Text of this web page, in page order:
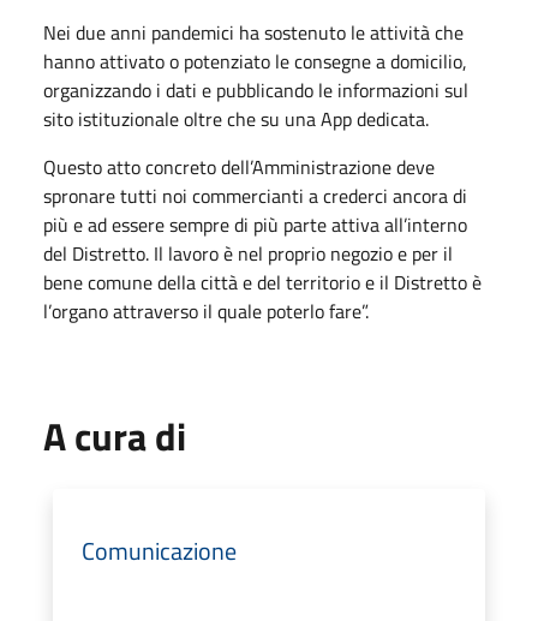
Nei due anni pandemici ha sostenuto le attività che
hanno attivato o potenziato le consegne a domicilio,
organizzando i dati e pubblicando le informazioni sul
sito istituzionale oltre che su una App dedicata.
Questo atto concreto dell’Amministrazione deve
spronare tutti noi commercianti a crederci ancora di
più e ad essere sempre di più parte attiva all’interno
del Distretto. Il lavoro è nel proprio negozio e per il
bene comune della città e del territorio e il Distretto è
l’organo attraverso il quale poterlo fare”.
A cura di
Comunicazione